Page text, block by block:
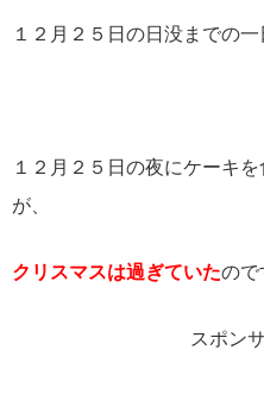
１２月２５日の日没までの一
１２月２５日の夜にケーキ
が、
クリスマスは過ぎていたので
スポン